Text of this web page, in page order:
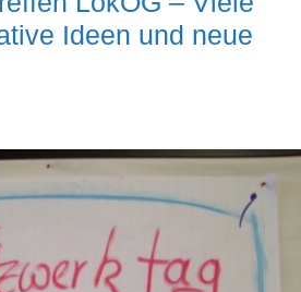
Ideen und neue